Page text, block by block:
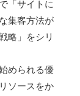
「サイトに
集客方法が
略」をシリ
められる優
ソースをか